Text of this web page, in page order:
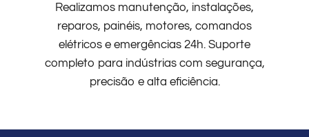
Realizamos manutenção, instalações,
reparos, painéis, motores, comandos
elétricos e emergências 24h. Suporte
completo para indústrias com segurança,
precisão e alta eficiência.